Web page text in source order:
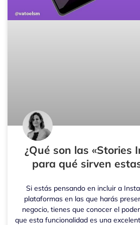
¿Qué son las «Stories
para qué sirven
Si estás pensando en incluir a
plataformas en las que harás
negocio, tienes que conocer el
que esta funcionalidad es una